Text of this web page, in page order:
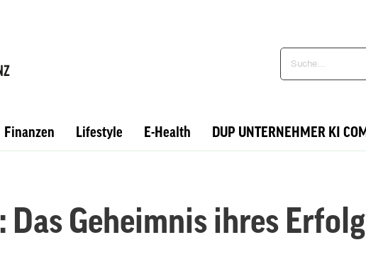
Finanzen Lifestyle E-Health DUP UNTERNEHMER KI
Das Geheimnis ihres